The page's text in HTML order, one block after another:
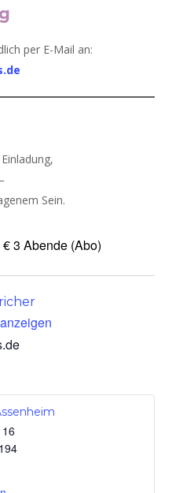
per E-Mail an:
Sein.
3 Abende (Abo)